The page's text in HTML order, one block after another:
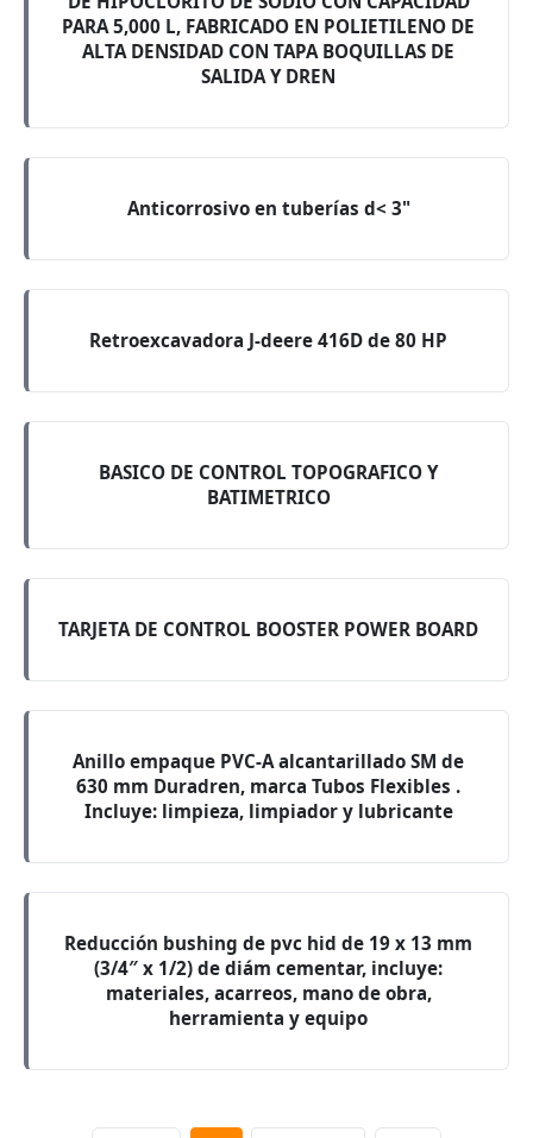
PARA 5,000 L, FABRICADO EN POLIETILENO DE
ALTA DENSIDAD CON TAPA BOQUILLAS DE
SALIDA Y DREN
Anticorrosivo en tuberías d< 3"
Retroexcavadora J-deere 416D de 80 HP
BASICO DE CONTROL TOPOGRAFICO Y
BATIMETRICO
TARJETA DE CONTROL BOOSTER POWER BOARD
Anillo empaque PVC-A alcantarillado SM de
630 mm Duradren, marca Tubos Flexibles .
Incluye: limpieza, limpiador y lubricante
Reducción bushing de pvc hid de 19 x 13 mm
(3/4″ x 1/2) de diám cementar, incluye:
materiales, acarreos, mano de obra,
herramienta y equipo